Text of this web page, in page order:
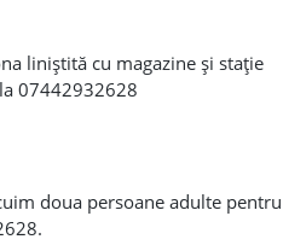
liniștită cu magazine și stație
07442932628
doua persoane adulte pentru